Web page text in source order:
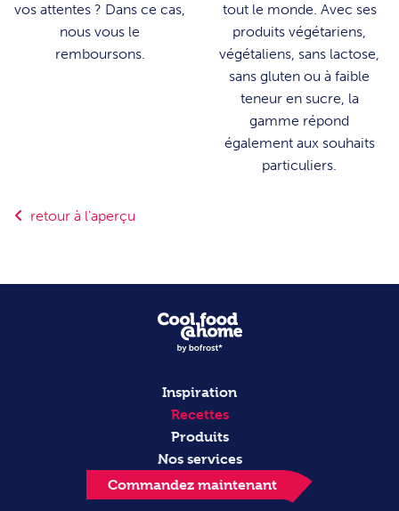
vos attentes ? Dans ce cas,
nous vous le
remboursons.
tout le monde. Avec ses
produits végétariens,
végétaliens, sans lactose,
sans gluten ou à faible
teneur en sucre, la
gamme répond
également aux souhaits
particuliers.
retour à l'aperçu
Inspiration
Recettes
Produits
Nos services
Commandez maintenant